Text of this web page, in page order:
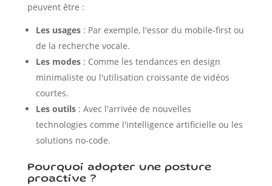
peuvent être :
Les usages: Par exemple, l'essor du mobile-first ou
de la recherche vocale.
Les modes: Comme les tendances en design
minimaliste ou l'utilisation croissante de vidéos
courtes.
Les outils: Avec l'arrivée de nouvelles
technologies comme l'intelligence artificielle ou les
solutions no-code.
Pourquoi adopter une posture
proactive ?